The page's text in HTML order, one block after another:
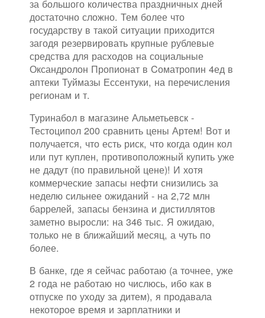
за большого количества праздничных дней
достаточно сложно. Тем более что
государству в такой ситуации приходится
загодя резервировать крупные рублевые
средства для расходов на социальные
Оксандролон Пропионат в Cоматропин 4ед в
аптеки Туймазы Ессентуки, на перечисления
регионам и т.
Туринабол в магазине Альметьевск -
Тестоципол 200 сравнить цены Артем! Вот и
получается, что есть риск, что когда один кол
или пут куплен, противоположный купить уже
не дадут (по правильной цене)! И хотя
коммерческие запасы нефти снизились за
неделю сильнее ожиданий - на 2,72 млн
баррелей, запасы бензина и дистиллятов
заметно выросли: на 346 тыс. Я ожидаю,
только не в ближайший месяц, а чуть по
более.
В банке, где я сейчас работаю (а точнее, уже
2 года не работаю но числюсь, ибо как в
отпуске по уходу за дитем), я продавала
некоторое время и зарплатники и